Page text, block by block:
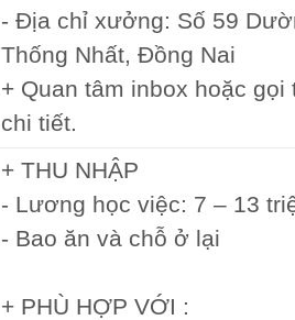
- Địa chỉ xưởng: Số 59
Thống Nhất, Đồng Nai
+ Quan tâm inbox hoặc
chi tiết.
+ THU NHẬP
- Lương học việc: 7 – 13
- Bao ăn và chỗ ở lại
+ PHÙ HỢP VỚI :